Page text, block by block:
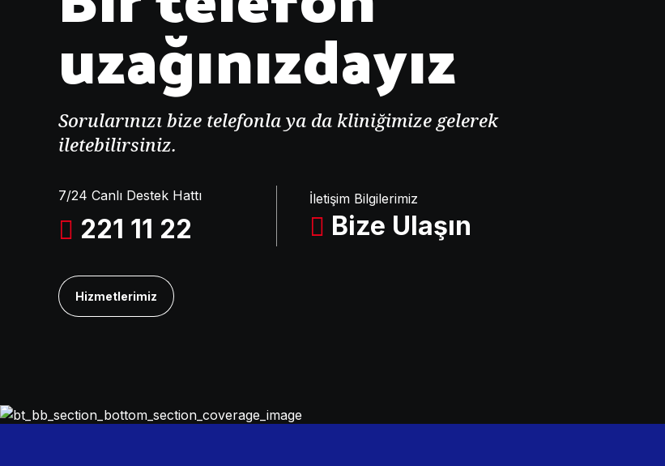
uzağınızdayız
Sorularınızı bize telefonla ya da kliniğimize gelerek
iletebilirsiniz.
7/24 Canlı Destek Hattı
221 11 22
İletişim Bilgilerimiz
Bize Ulaşın
Hizmetlerimiz